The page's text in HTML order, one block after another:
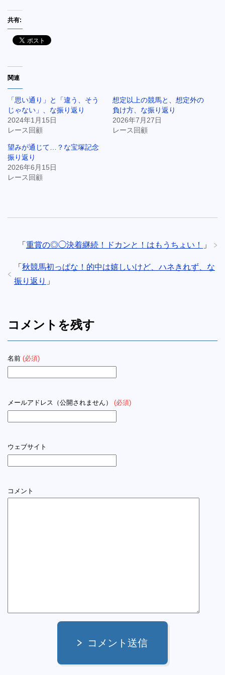
共有:
関連
「思い通り」と「違う、そう
じゃない」、な振り返り
2024年1月15日
レース回顧
想定以上の競馬と、想定外の
負け方、な振り返り
2026年7月27日
レース回顧
望みが通じて…？な宝塚記念
振り返り
2026年6月15日
レース回顧
「 重賞の◎◯決着継続！ドカンと！はもうちょい！ 」
「 秋競馬初っぱな！的中は嬉しいけど、ハネきれず、な
振り返り 」
コメントを残す
名前 (必須)
メールアドレス（公開されません） (必須)
ウェブサイト
コメント
コメント送信